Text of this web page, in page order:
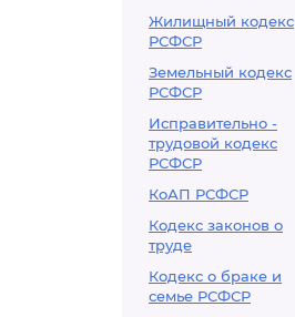
Жилищный кодекс
РСФСР
Земельный кодекс
РСФСР
Исправительно -
трудовой кодекс
РСФСР
КоАП РСФСР
Кодекс законов о
труде
Кодекс о браке и
семье РСФСР